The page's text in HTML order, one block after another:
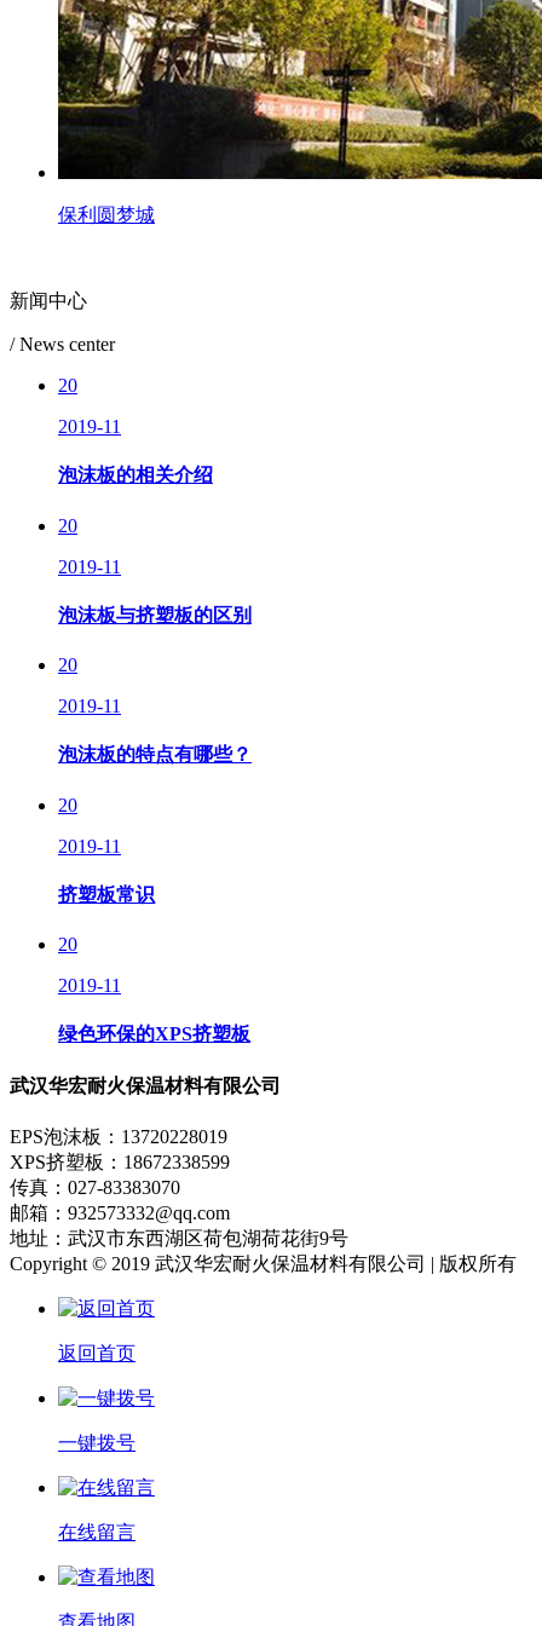
保利圆梦城
新闻中心
/ News center
20
2019-11
泡沫板的相关介绍
20
2019-11
泡沫板与挤塑板的区别
20
2019-11
泡沫板的特点有哪些？
20
2019-11
挤塑板常识
20
2019-11
绿色环保的XPS挤塑板
武汉华宏耐火保温材料有限公司
EPS泡沫板：13720228019
XPS挤塑板：18672338599
传真：027-83383070
邮箱：932573332@qq.com
地址：武汉市东西湖区荷包湖荷花街9号
Copyright © 2019 武汉华宏耐火保温材料有限公司 | 版权所有
返回首页
一键拨号
在线留言
查看地图